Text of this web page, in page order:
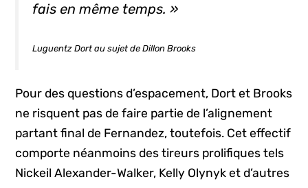
fais en même temps. »
Luguentz Dort au sujet de Dillon Brooks
Pour des questions d’espacement, Dort et Brooks
ne risquent pas de faire partie de l’alignement
partant final de Fernandez, toutefois. Cet effectif
comporte néanmoins des tireurs prolifiques tels
Nickeil Alexander-Walker, Kelly Olynyk et d’autres